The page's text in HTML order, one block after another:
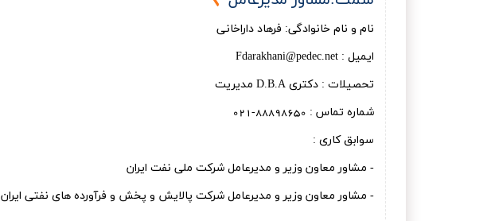
نام و نام خانوادگی: فرهاد داراخانی
ایمیل : Fdarakhani@pedec.net
تحصیلات : دكتری D.B.A مديريت
شماره تماس : 88898650-021
سوابق کاری :
- مشاور معاون وزیر و مدیرعامل شرکت ملی نفت ایران
- مشاور معاون وزیر و مدیرعامل شرکت پالایش و پخش و فرآورده های نفتی ایران